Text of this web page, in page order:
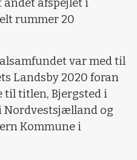
afspejlet i
rummer 20
var med til
Landsby 2020 foran
til titlen, Bjergsted i
Nordvestsjælland og
Kommune i